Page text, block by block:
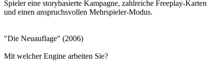
Spieler eine storybasierte Kampagne, zahlreiche Freeplay-Karten
und einen anspruchsvollen Mehrspieler-Modus.
"Die Neuauflage" (2006)
Mit welcher Engine arbeiten Sie?